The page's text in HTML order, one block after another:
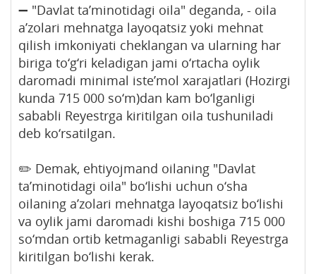
➖ "Davlat ta’minotidagi oila" deganda, - oila
a’zolari mehnatga layoqatsiz yoki mehnat
qilish imkoniyati cheklangan va ularning har
biriga to‘g‘ri keladigan jami o‘rtacha oylik
daromadi minimal iste’mol xarajatlari (Hozirgi
kunda 715 000 so‘m)dan kam bo‘lganligi
sababli Reyestrga kiritilgan oila tushuniladi
deb ko‘rsatilgan.
✏️ Demak, ehtiyojmand oilaning "Davlat
ta’minotidagi oila" bo‘lishi uchun o‘sha
oilaning a’zolari mehnatga layoqatsiz bo‘lishi
va oylik jami daromadi kishi boshiga 715 000
so‘mdan ortib ketmaganligi sababli Reyestrga
kiritilgan bo‘lishi kerak.